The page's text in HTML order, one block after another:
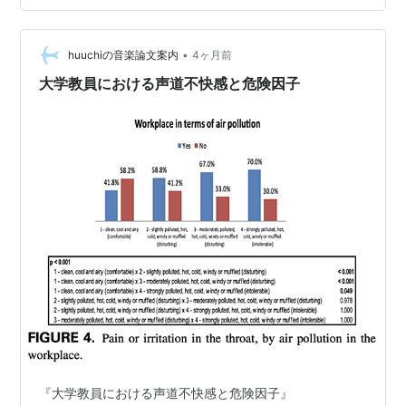
せんが、 翌日から喉の痛み、翌々日には発熱しました。
発熱後１０時間で受診して、感染症のあれこれ検査を受
けました。 どれも陰性。 もうでも、喉の強烈な痛みがつ
らくて、唾液も飲み込むのも痛い。 水を飲むのも泣きそ
huuchiの音楽論文案内 • 4ヶ月前
大学教員における声道不快感と危険因子
『大学教員における声道不快感と危険因子』